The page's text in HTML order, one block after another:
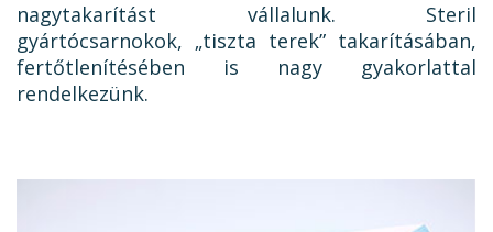
nagytakarítást vállalunk. Steril
gyártócsarnokok, „tiszta terek” takarításában,
fertőtlenítésében is nagy gyakorlattal
rendelkezünk.